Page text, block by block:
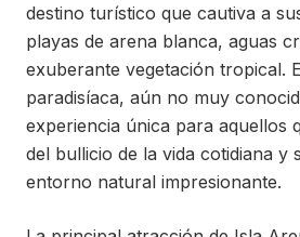
destino turístico que cautiva a
playas de arena blanca, aguas
exuberante vegetación tropical.
paradisíaca, aún no muy
experiencia única para aquellos
del bullicio de la vida cotidiana y
entorno natural impresionante.